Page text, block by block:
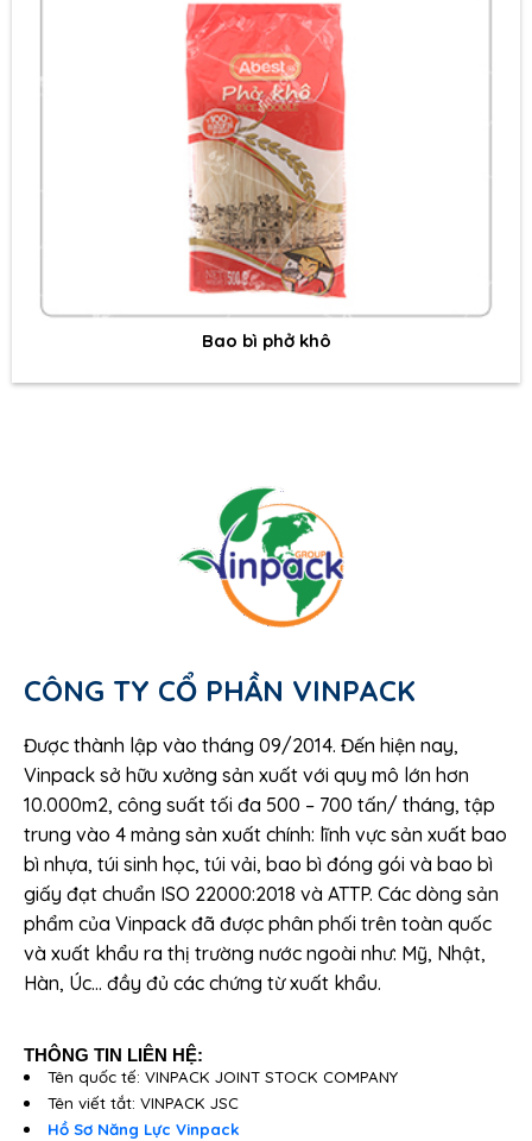
Bao bì phở khô
CÔNG TY CỔ PHẦN VINPACK
Được thành lập vào tháng 09/2014. Đến hiện nay,
Vinpack sở hữu xưởng sản xuất với quy mô lớn hơn
10.000m2, công suất tối đa 500 – 700 tấn/ tháng, tập
trung vào 4 mảng sản xuất chính: lĩnh vực sản xuất bao
bì nhựa, túi sinh học, túi vải, bao bì đóng gói và bao bì
giấy đạt chuẩn ISO 22000:2018 và ATTP. Các dòng sản
phẩm của Vinpack đã được phân phối trên toàn quốc
và xuất khẩu ra thị trường nước ngoài như: Mỹ, Nhật,
Hàn, Úc… đầy đủ các chứng từ xuất khẩu.
THÔNG TIN LIÊN HỆ:
Tên quốc tế: VINPACK JOINT STOCK COMPANY
Tên viết tắt: VINPACK JSC
Hồ Sơ Năng Lực Vinpack